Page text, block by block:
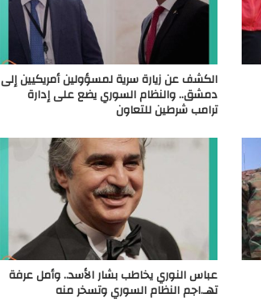
الكشف عن زيارة سرية لمسؤولين أمريكيين إلى
دمشق.. والنظام السوري يضع على إدارة
ترامب شرطين للتعاون
عباس النوري يخاطب بشار الأسد.. وأمل عرفة
تهـ.اجم النظام السوري وتسخر منه